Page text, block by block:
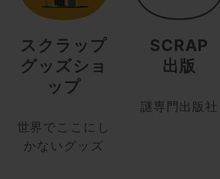
スクラップ
グッズショ
ップ
世界でここにし
かないグッズ
SCRAP
出版
謎専門出版社